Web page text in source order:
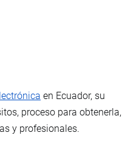
en Ecuador, su
proceso para obtenerla,
y profesionales.